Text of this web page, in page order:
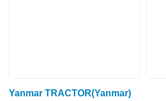
Yanmar TRACTOR(Yanmar)